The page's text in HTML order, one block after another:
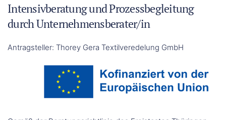
Intensivberatung und Prozessbegleitung
durch Unternehmensberater/in
Antragsteller: Thorey Gera Textilveredelung GmbH